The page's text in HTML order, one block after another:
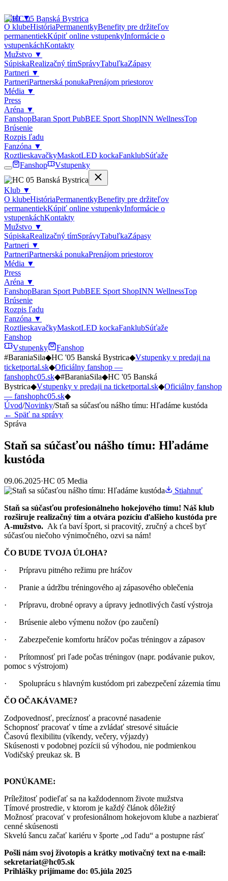
Klub▼
O klubeHistóriaPermanentkyBenefity pre držiteľov
permanentiekKúpiť online vstupenkyInformácie o
vstupenkáchKontakty
Mužstvo ▼
SúpiskaRealizačný tímSprávyTabuľkaZápasy
Partneri ▼
PartneriPartnerská ponukaPrenájom priestorov
Média ▼
Press
Aréna ▼
FanshopBaran Sport PubBEE Sport ShopINN WellnessTop
Brúsenie
Rozpis ľadu
Fanzóna ▼
RoztlieskavačkyMaskotLED kockaFanklubSúťaže
Fanshop
Vstupenky
Klub ▼
O klubeHistóriaPermanentkyBenefity pre držiteľov
permanentiekKúpiť online vstupenkyInformácie o
vstupenkáchKontakty
Mužstvo ▼
SúpiskaRealizačný tímSprávyTabuľkaZápasy
Partneri ▼
PartneriPartnerská ponukaPrenájom priestorov
Média ▼
Press
Aréna ▼
FanshopBaran Sport PubBEE Sport ShopINN WellnessTop
Brúsenie
Rozpis ľadu
Fanzóna ▼
RoztlieskavačkyMaskotLED kockaFanklubSúťaže
Fanshop
Vstupenky
Fanshop
#BaraniaSila◆HC '05 Banská Bystrica◆Vstupenky v predaji na
ticketportal.sk◆Oficiálny fanshop —
fanshophc05.sk◆#BaraniaSila◆HC '05 Banská
Bystrica◆Vstupenky v predaji na ticketportal.sk◆Oficiálny fanshop
— fanshophc05.sk◆
Úvod/Novinky/Staň sa súčasťou nášho tímu: Hľadáme kustóda
← Späť na správy
Správa
Staň sa súčasťou nášho tímu: Hľadáme
kustóda
09.06.2025·HC 05 Media
Stiahnuť
Staň sa súčasťou profesionálneho hokejového tímu! Náš klub
rozširuje realizačný tím a otvára pozíciu ďalšieho kustóda pre
A-mužstvo. Ak ťa baví šport, si pracovitý, zručný a chceš byť
súčasťou niečoho výnimočného, ozvi sa nám!
ČO BUDE TVOJA ÚLOHA?
· Prípravu pitného režimu pre hráčov
· Pranie a údržbu tréningového aj zápasového oblečenia
· Prípravu, drobné opravy a úpravy jednotlivých častí výstroja
· Brúsenie alebo výmenu nožov (po zaučení)
· Zabezpečenie komfortu hráčov počas tréningov a zápasov
· Prítomnosť pri ľade počas tréningov (napr. podávanie pukov,
pomoc s výstrojom)
· Spoluprácu s hlavným kustódom pri zabezpečení zázemia tímu
ČO OČAKÁVAME?
Zodpovednosť, precíznosť a pracovné nasadenie
Schopnosť pracovať v tíme a zvládať stresové situácie
Časovú flexibilitu (víkendy, večery, výjazdy)
Skúsenosti v podobnej pozícii sú výhodou, nie podmienkou
Vodičský preukaz sk. B
PONÚKAME:
Príležitosť podieľať sa na každodennom živote mužstva
Tímové prostredie, v ktorom je každý článok dôležitý
Možnosť pracovať v profesionálnom hokejovom klube a nazbierať
cenné skúsenosti
Skvelú šancu začať kariéru v športe „od ľadu“ a postupne rásť
Pošli nám svoj životopis a krátky motivačný text na e-mail:
sekretariat@hc05.sk
Prihlášky prijímame do: 05.júla 2025